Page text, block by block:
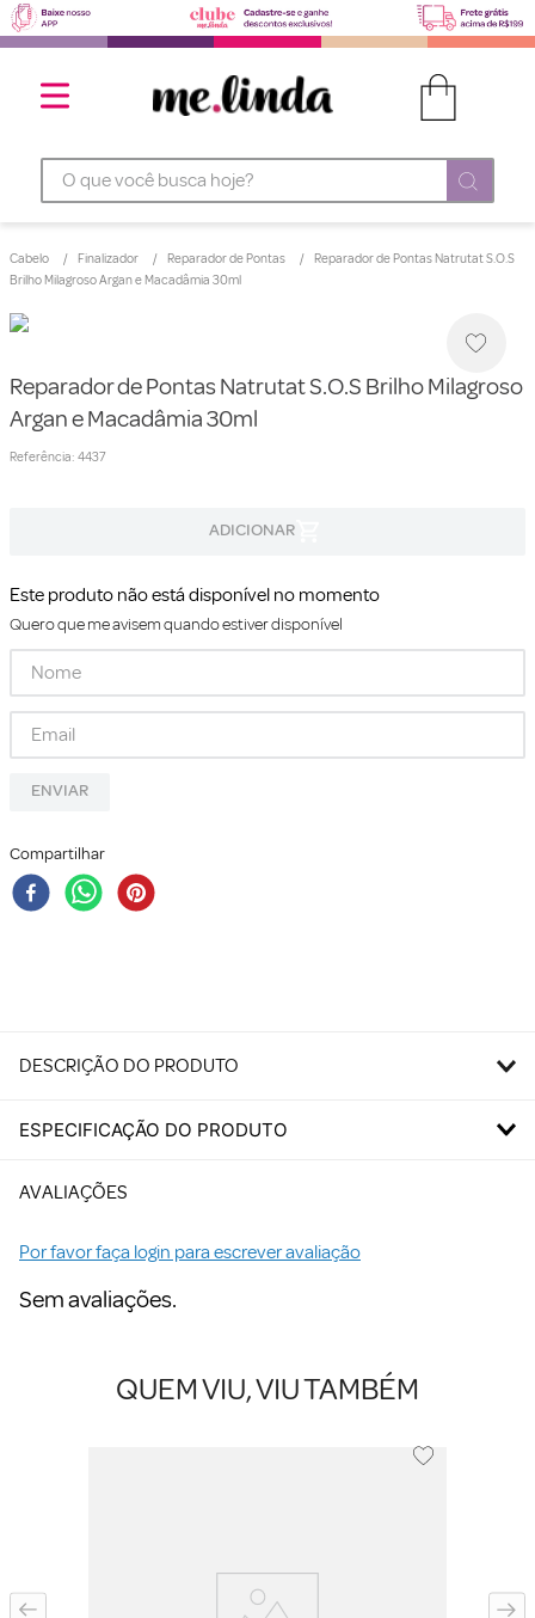
O que você busca hoje?
Cabelo Finalizador Reparador de Pontas
Reparador de Pontas Natrutat S.O.S
Brilho Milagroso Argan e Macadâmia 30ml
Reparador de Pontas Natrutat S.O.S Brilho Milagroso
Argan e Macadâmia 30ml
Referência: 4437
Este produto não está disponível no momento
Quero que me avisem quando estiver disponível
ENVIAR
Compartilhar
DESCRIÇÃO DO PRODUTO
ESPECIFICAÇÃO DO PRODUTO
AVALIAÇÕES
Por favor faça login para escrever avaliação
Sem avaliações.
QUEM VIU, VIU TAMBÉM